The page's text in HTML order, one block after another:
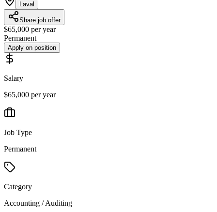
Laval
Share job offer
$65,000 per year
Permanent
Apply on position
Salary
$65,000 per year
Job Type
Permanent
Category
Accounting / Auditing